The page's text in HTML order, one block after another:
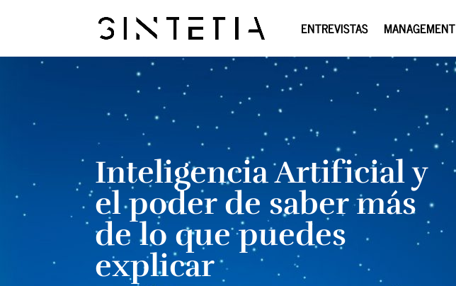
ENTREVISTAS MANAGEMENT
Inteligencia Artificial y
el poder de saber más
de lo que puedes
explicar